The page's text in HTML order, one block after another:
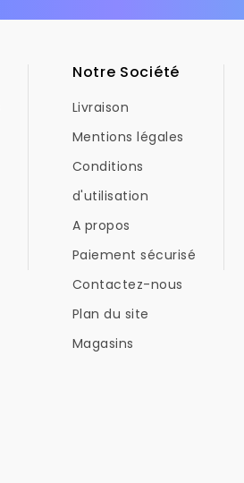
Notre Société
Livraison
Mentions légales
Conditions
d'utilisation
A propos
Paiement sécurisé
Contactez-nous
Plan du site
Magasins